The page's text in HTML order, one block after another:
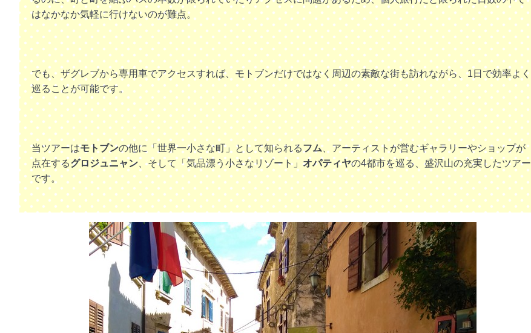
はなかなか気軽に行けないのが難点。
でも、ザグレブから専用車でアクセスすれば、モトブンだけではなく周辺の素敵な街も訪れながら、1日で効率よく
巡ることが可能です。
当ツアーはモトブンの他に「世界一小さな町」として知られるフム、アーティストが営むギャラリーやショップが
点在するグロジュニャン 、そして「気品漂う小さなリゾート」 オパティヤの4都市を巡る、盛沢山の充実したツアー
です。